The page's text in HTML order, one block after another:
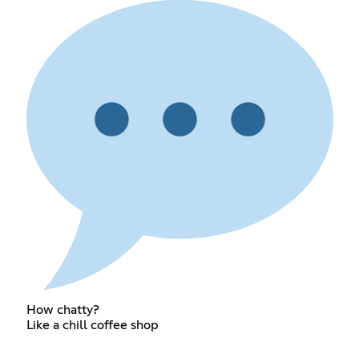
How chatty?
Like a chill coffee shop